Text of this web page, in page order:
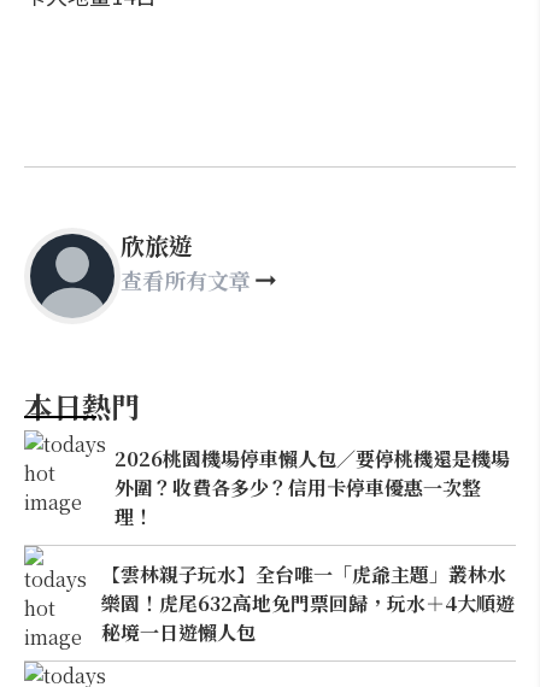
欣旅遊
查看所有文章
本日熱門
2026桃園機場停車懶人包／要停桃機還是機場
外圍？收費各多少？信用卡停車優惠一次整
理！
【雲林親子玩水】全台唯一「虎爺主題」叢林水
樂園！虎尾632高地免門票回歸，玩水＋4大順遊
秘境一日遊懶人包